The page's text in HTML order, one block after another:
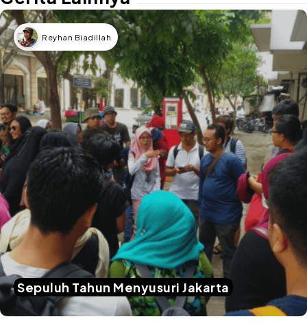
Reyhan Biadillah
Sepuluh Tahun Menyusuri Jakarta